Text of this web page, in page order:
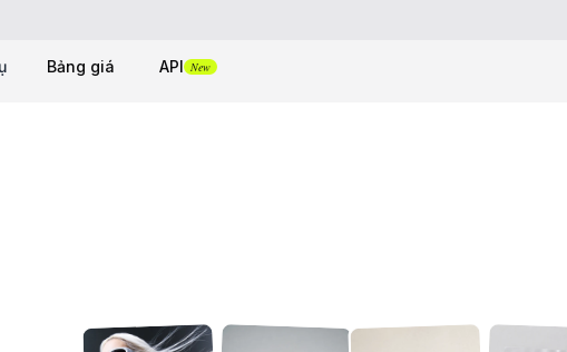
Bảng giá API New